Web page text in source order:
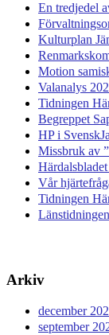
En tredjedel
Kulturplan
Motion
Valanalys
Tidningen
Begreppet
HP i
Missbruk av
Vår
Tidningen
Arkiv
december
september